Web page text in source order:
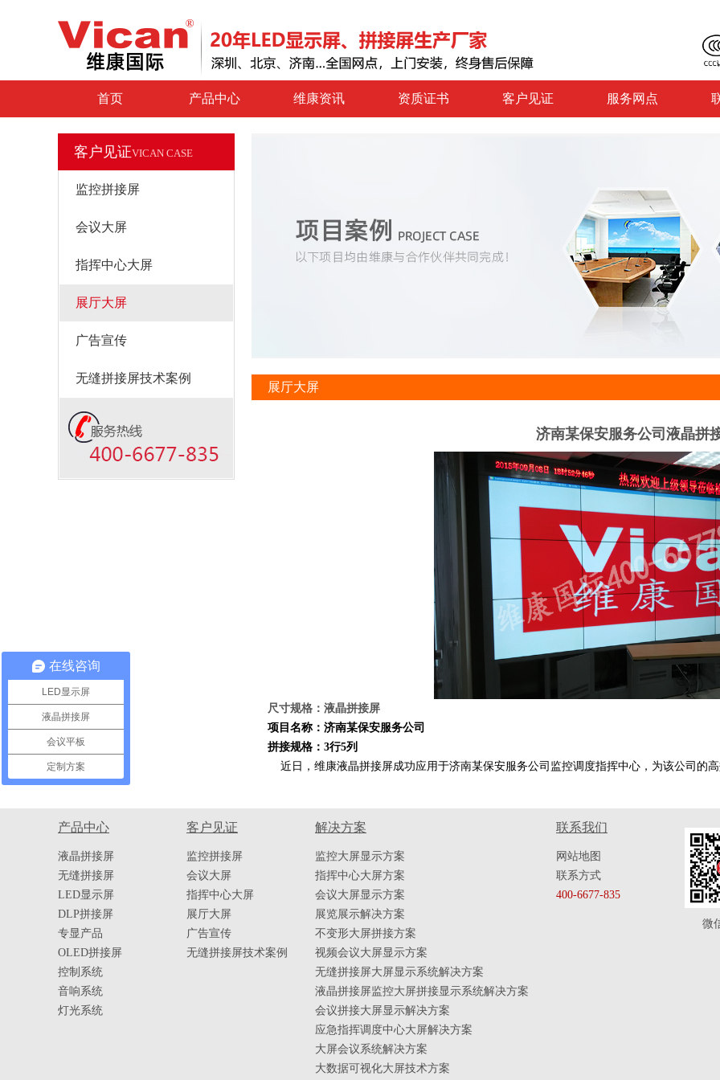
首页 产品中心 维康资讯 资质证书 客户见证 服务网点
客户见证VICAN CASE
监控拼接屏
会议大屏
指挥中心大屏
展厅大屏
广告宣传
无缝拼接屏技术案例
展厅大屏
济南某保安服务公司液晶拼
尺寸规格：液晶拼接屏
项目名称：济南某保安服务公司
拼接规格：3行5列
近日，维康液晶拼接屏成功应用于济南某保安服务公司监控调度指挥中心，为该公司的
产品中心
液晶拼接屏
无缝拼接屏
LED显示屏
DLP拼接屏
专显产品
OLED拼接屏
控制系统
音响系统
灯光系统
客户见证
监控拼接屏
会议大屏
指挥中心大屏
展厅大屏
广告宣传
无缝拼接屏技术案例
解决方案
监控大屏显示方案
指挥中心大屏方案
会议大屏显示方案
展览展示解决方案
不变形大屏拼接方案
视频会议大屏显示方案
无缝拼接屏大屏显示系统解决方案
液晶拼接屏监控大屏拼接显示系统解决方案
会议拼接大屏显示解决方案
应急指挥调度中心大屏解决方案
大屏会议系统解决方案
大数据可视化大屏技术方案
联系我们
网站地图
联系方式
400-6677-835
微
在线咨询
LED显示屏
液晶拼接屏
会议平板
定制方案